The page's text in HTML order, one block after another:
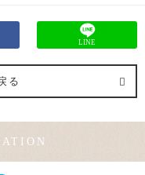
LINE
る